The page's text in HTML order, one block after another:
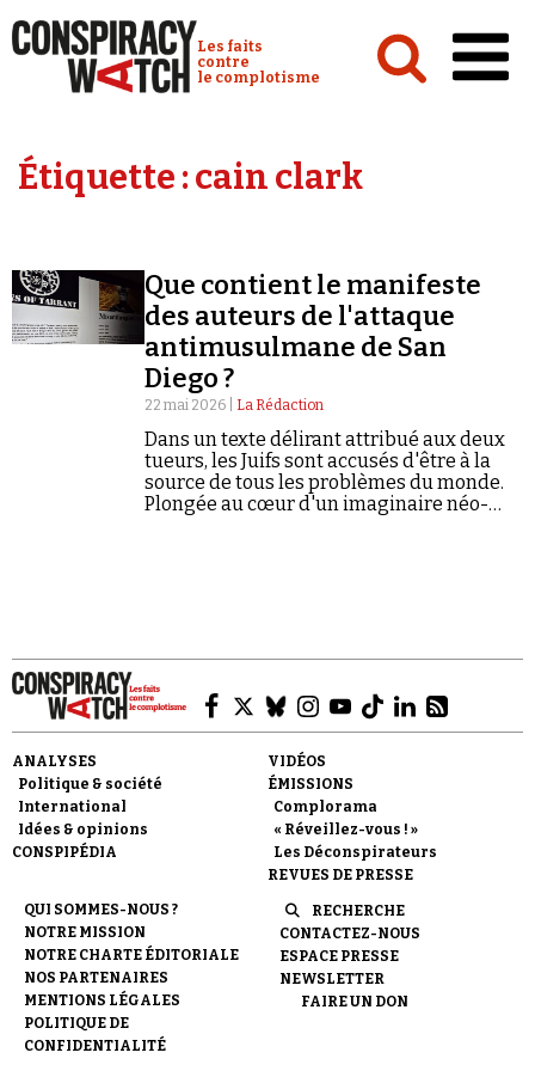
Conspiracy Watch :
Les faits
contre
le complotisme
Analyses
Vidéos
Émissions
Revues de presse
Newsletter
Faire un don
Étiquette :cain clark
Que contient le manifeste
des auteurs de l'attaque
antimusulmane de San
Diego ?
22 mai 2026 | La Rédaction
Dans un texte délirant attribué aux deux
tueurs, les Juifs sont accusés d'être à la
source de tous les problèmes du monde.
Plongée au cœur d'un imaginaire néo-
ANALYSES
Politique & société
International
Idées & opinions
CONSPIPÉDIA
VIDÉOS
ÉMISSIONS
Complorama
« Réveillez-vous ! »
Les Déconspirateurs
REVUES DE PRESSE
QUI SOMMES-NOUS ?
NOTRE MISSION
NOTRE CHARTE ÉDITORIALE
NOS PARTENAIRES
MENTIONS LÉGALES
POLITIQUE DE
CONFIDENTIALITÉ
RECHERCHE
CONTACTEZ-NOUS
ESPACE PRESSE
NEWSLETTER
FAIRE UN DON